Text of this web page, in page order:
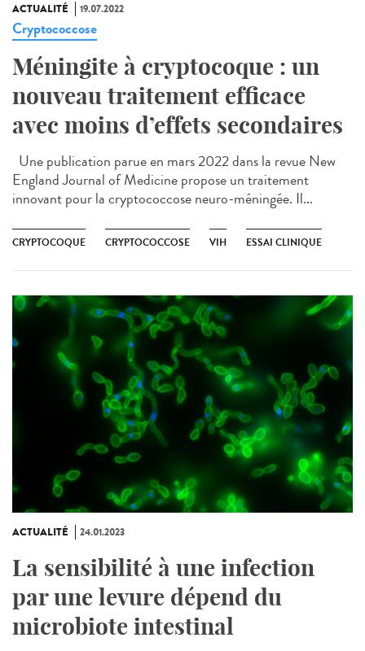
ACTUALITÉ 19.07.2022
Cryptococcose
Méningite à cryptocoque : un
nouveau traitement efficace
avec moins d’effets secondaires
Une publication parue en mars 2022 dans la revue New
England Journal of Medicine propose un traitement
innovant pour la cryptococcose neuro-méningée. Il...
CRYPTOCOQUE CRYPTOCOCCOSE VIH ESSAI CLINIQUE
ACTUALITÉ 24.01.2023
La sensibilité à une infection
par une levure dépend du
microbiote intestinal